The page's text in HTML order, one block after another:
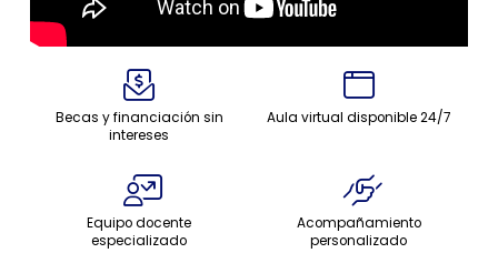
Becas y financiación sin
intereses
Aula virtual disponible 24/7
Equipo docente
especializado
Acompañamiento
personalizado